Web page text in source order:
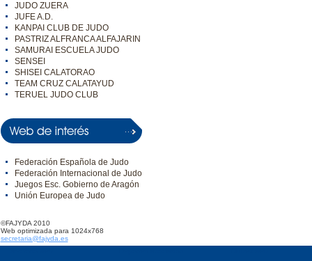
JUDO ZUERA
JUFE A.D.
KANPAI CLUB DE JUDO
PASTRIZ ALFRANCA ALFAJARIN
SAMURAI ESCUELA JUDO
SENSEI
SHISEI CALATORAO
TEAM CRUZ CALATAYUD
TERUEL JUDO CLUB
Federación Española de Judo
Federación Internacional de Judo
Juegos Esc. Gobierno de Aragón
Unión Europea de Judo
©FAJYDA 2010
Web optimizada para 1024x768
secretaria@fajyda.es